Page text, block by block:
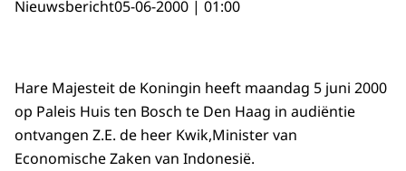
Nieuwsbericht05-06-2000 | 01:00
Hare Majesteit de Koningin heeft maandag 5 juni 2000
op Paleis Huis ten Bosch te Den Haag in audiëntie
ontvangen Z.E. de heer Kwik,Minister van
Economische Zaken van Indonesië.